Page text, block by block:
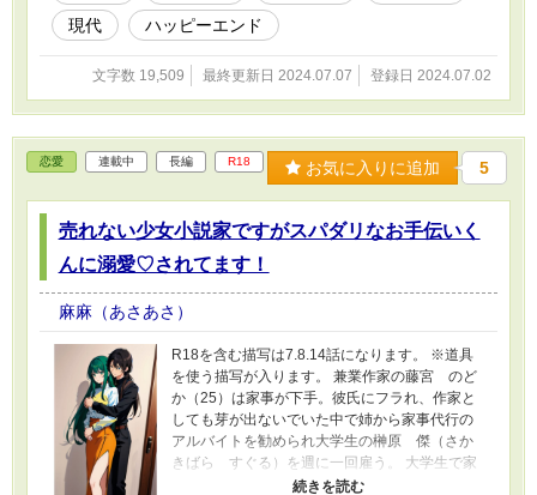
現代
ハッピーエンド
文字数 19,509 最終更新日 2024.07.07 登録日 2024.07.02
恋愛 連載中 長編 R18 お気に入りに追加 5
売れない少女小説家ですがスパダリなお手伝いく
んに溺愛♡されてます！
麻麻（あさあさ）
R18を含む描写は7.8.14話になります。 ※道具
を使う描写が入ります。 兼業作家の藤宮 のど
か（25）は家事が下手。彼氏にフラれ、作家と
しても芽が出ないでいた中で姉から家事代行の
アルバイトを勧められ大学生の榊原 傑（さか
きばら すぐる）を週に一回雇う。 大学生で家
事全般が完璧なすぐるはすぐにのどかと打ち解